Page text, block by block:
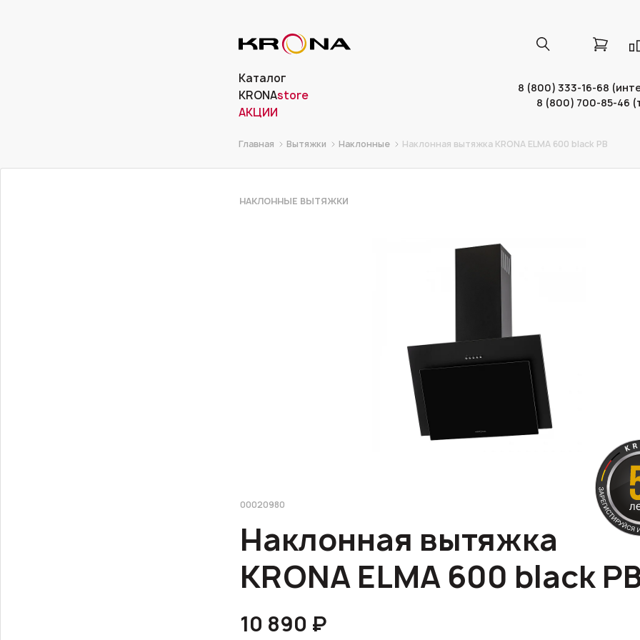
Каталог
KRONAstore
АКЦИИ
8 (800) 333-16-68
8 (800) 700-85-46
Главная Вытяжки Наклонные Наклонная вытяжка KRONA ELMA 600 black PB
НАКЛОННЫЕ ВЫТЯЖКИ
00020980
Наклонная вытяжка
KRONA ELMA 600 black
10 890 ₽